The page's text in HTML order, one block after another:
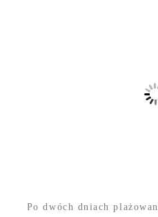
Po dwóch dniach